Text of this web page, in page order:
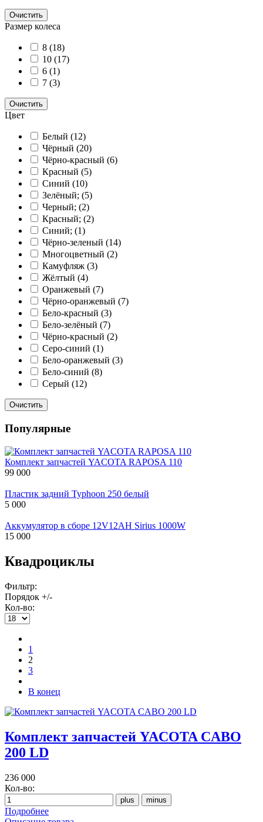
Очистить
Размер колеса
8 (18)
10 (17)
6 (1)
7 (3)
Очистить
Цвет
Белый (12)
Чёрный (20)
Чёрно-красный (6)
Красный (5)
Синий (10)
Зелёный; (5)
Черный; (2)
Красный; (2)
Синий; (1)
Чёрно-зеленый (14)
Многоцветный (2)
Камуфляж (3)
Жёлтый (4)
Оранжевый (7)
Чёрно-оранжевый (7)
Бело-красный (3)
Бело-зелёный (7)
Чёрно-красный (2)
Серо-синий (1)
Бело-оранжевый (3)
Бело-синий (8)
Серый (12)
Очистить
Популярные
Комплект запчастей YACOTA RAPOSA 110
99 000
Пластик задний Typhoon 250 белый
5 000
Аккумулятор в сборе 12V12AH Sirius 1000W
15 000
Квадроциклы
Фильтр:
Порядок +/-
Кол-во:
1
2
3
В конец
Комплект запчастей YACOTA CABO
200 LD
236 000
Кол-во:
Подробнее